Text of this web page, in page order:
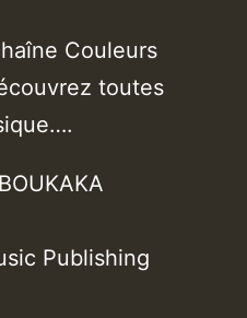
Couleurs
toutes
Publishing